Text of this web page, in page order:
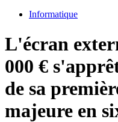
Informatique
L'écran
000 €
de sa
majeure en